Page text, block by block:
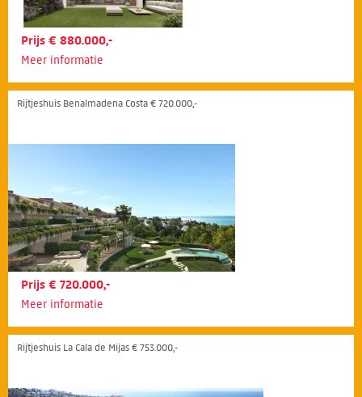
Prijs € 880.000,-
Meer informatie
Rijtjeshuis Benalmadena Costa € 720.000,-
Prijs € 720.000,-
Meer informatie
Rijtjeshuis La Cala de Mijas € 753.000,-